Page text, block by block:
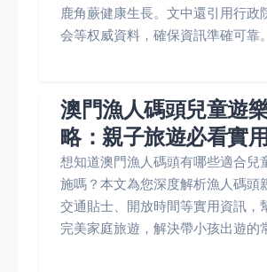
鹿角蕨健康生長。文中還引用行政
会等权威資料，確保資訊準確可靠。
澳門漁人碼頭兒童遊
略：親子旅遊必看實
想知道澳門漁人碼頭有哪些適合兒
施嗎？本文為您深度解析漁人碼頭
交通貼士、開放時間等實用資訊，
完美家庭旅遊，解決帶小孩出遊的